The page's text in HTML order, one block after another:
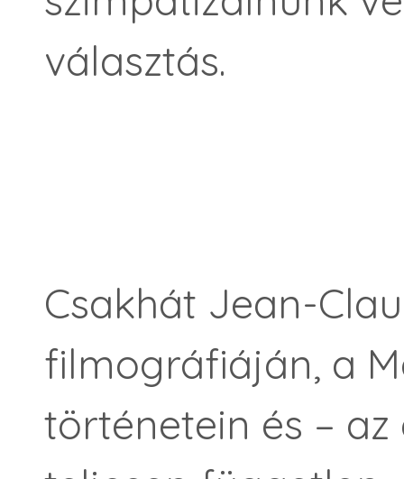
választás.
Csakhát Jean-
filmográfiáján, a
történetein és –